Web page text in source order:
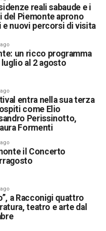
reali sabaude e i
del Piemonte aprono
e nuovi percorsi di visita
un ricco programma
al 2 agosto
entra nella sua terza
come Elio
Perissinotto,
Formenti
il Concerto
a Racconigi quattro
teatro e arte dal